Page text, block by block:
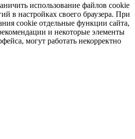
использование файлов cookie
в настройках своего браузера. При
cookie отдельные функции сайта,
и некоторые элементы
могут работать некорректно